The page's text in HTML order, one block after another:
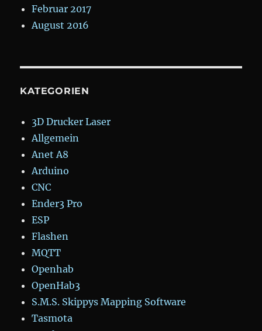
Februar 2017
August 2016
KATEGORIEN
3D Drucker Laser
Allgemein
Anet A8
Arduino
CNC
Ender3 Pro
ESP
Flashen
MQTT
Openhab
OpenHab3
S.M.S. Skippys Mapping Software
Tasmota